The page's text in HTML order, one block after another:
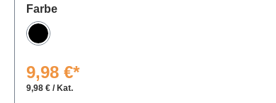
Farbeauswählen
Schwarz
9,98 €*
9,98 € / Kat.